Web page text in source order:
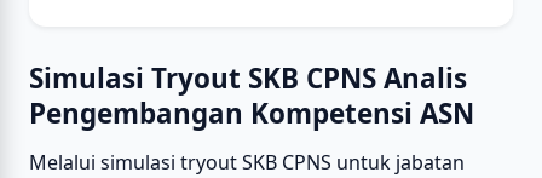
Simulasi Tryout SKB CPNS Analis
Pengembangan Kompetensi ASN
Melalui simulasi tryout SKB CPNS untuk jabatan